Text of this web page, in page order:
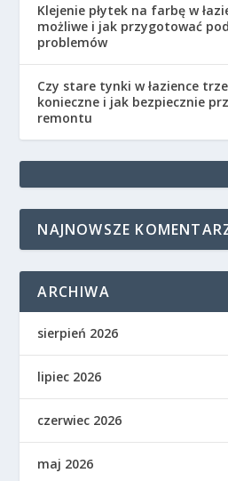
Klejenie płytek na farbę w
możliwe i jak przygotować
problemów
Czy stare tynki w łazience
konieczne i jak bezpiecznie
remontu
NAJNOWSZE
ARCHIWA
sierpień 2026
lipiec 2026
czerwiec 2026
maj 2026